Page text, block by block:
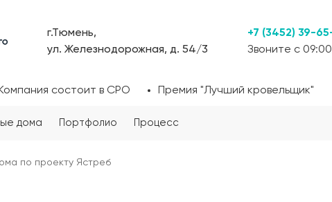
г.Тюмень,
ул. Железнодорожная, д. 54/3
+7 (3452) 39-
Звоните с
Компания состоит в СРО Премия "Лучший кровельщик"
дома Портфолио Процесс
по проекту Ястреб